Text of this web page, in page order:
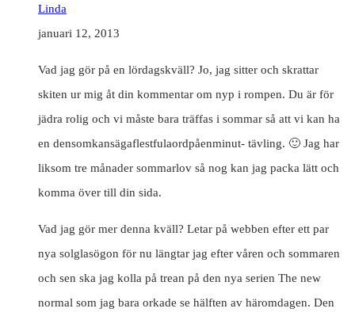
Linda
januari 12, 2013
Vad jag gör på en lördagskväll? Jo, jag sitter och skrattar
skiten ur mig åt din kommentar om nyp i rompen. Du är för
jädra rolig och vi måste bara träffas i sommar så att vi kan ha
en densomkansägaflestfulaordpåenminut- tävling. 🙂 Jag har
liksom tre månader sommarlov så nog kan jag packa lätt och
komma över till din sida.
Vad jag gör mer denna kväll? Letar på webben efter ett par
nya solglasögon för nu längtar jag efter våren och sommaren
och sen ska jag kolla på trean på den nya serien The new
normal som jag bara orkade se hälften av häromdagen. Den